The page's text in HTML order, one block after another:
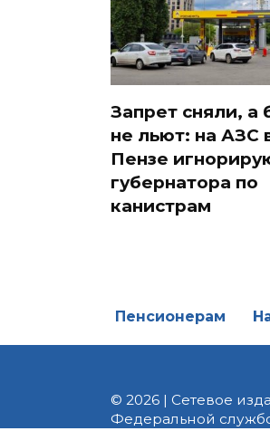
Запрет сняли, а
не льют: на АЗС
Пензе
губернатора по
канистрам
Пенсионерам
© 2026 | Сетевое
Федеральной